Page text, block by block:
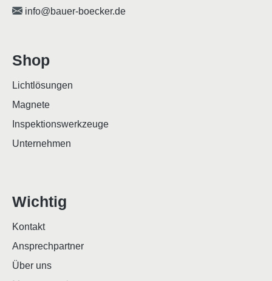
info@bauer-boecker.de
Shop
Lichtlösungen
Magnete
Inspektionswerkzeuge
Unternehmen
Wichtig
Kontakt
Ansprechpartner
Über uns